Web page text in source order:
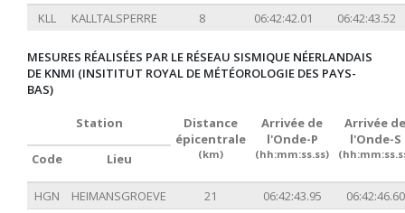
KLL KALLTALSPERRE 8 06:42:42.01 06:42:43.52
MESURES RÉALISÉES PAR LE RÉSEAU SISMIQUE NÉERLANDAIS
DE KNMI (INSITITUT ROYAL DE MÉTÉOROLOGIE DES PAYS-
BAS)
Station
Distance
épicentrale
(km)
Arrivée de
l'Onde-P
(hh:mm:ss.ss)
Arrivée de
l'Onde-S
Code Lieu
HGN HEIMANSGROEVE 21 06:42:43.95
06:42:46.60